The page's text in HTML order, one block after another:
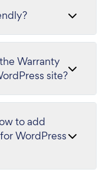
Warranty
site?
to add
WordPress